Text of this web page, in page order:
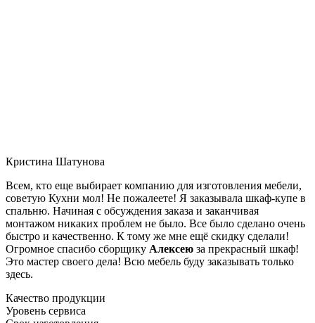
Кристина Шатунова
Всем, кто еще выбирает компанию для изготовления мебели,
советую Кухни мол! Не пожалеете! Я заказывала шкаф-купе в
спальню. Начиная с обсуждения заказа и заканчивая
монтажом никаких проблем не было. Все было сделано очень
быстро и качественно. К тому же мне ещё скидку сделали!
Огромное спасибо сборщику Алексею за прекрасный шкаф!
Это мастер своего дела! Всю мебель буду заказывать только
здесь.
Качество продукции
Уровень сервиса